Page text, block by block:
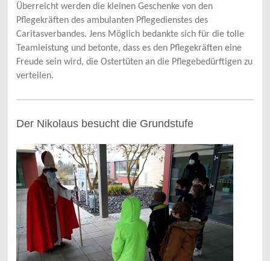
Überreicht werden die kleinen Geschenke von den
Pflegekräften des ambulanten Pflegedienstes des
Caritasverbandes. Jens Möglich bedankte sich für die tolle
Teamleistung und betonte, dass es den Pflegekräften eine
Freude sein wird, die Ostertüten an die Pflegebedürftigen zu
verteilen.
Der Nikolaus besucht die Grundstufe